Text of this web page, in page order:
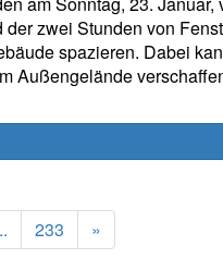
zwei Stunden von
spazieren. Dabei
Außengelände
233 »Next